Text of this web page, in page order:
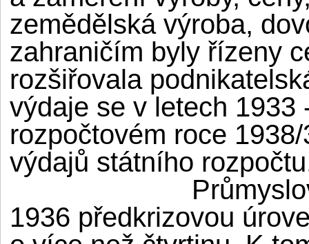
zemědělská výroba,
zahraničím byly řízeny
rozšiřovala
výdaje se v letech 1933
rozpočtovém roce
výdajů státního
1936 předkrizovou